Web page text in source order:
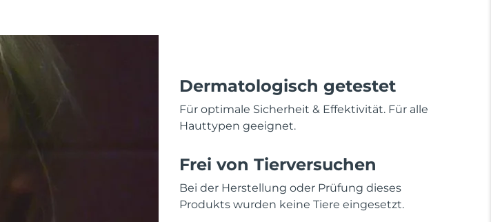
Dermatologisch getestet
Für optimale Sicherheit & Effektivität. Für alle
Hauttypen geeignet.
Frei von Tierversuchen
Bei der Herstellung oder Prüfung dieses
Produkts wurden keine Tiere eingesetzt.